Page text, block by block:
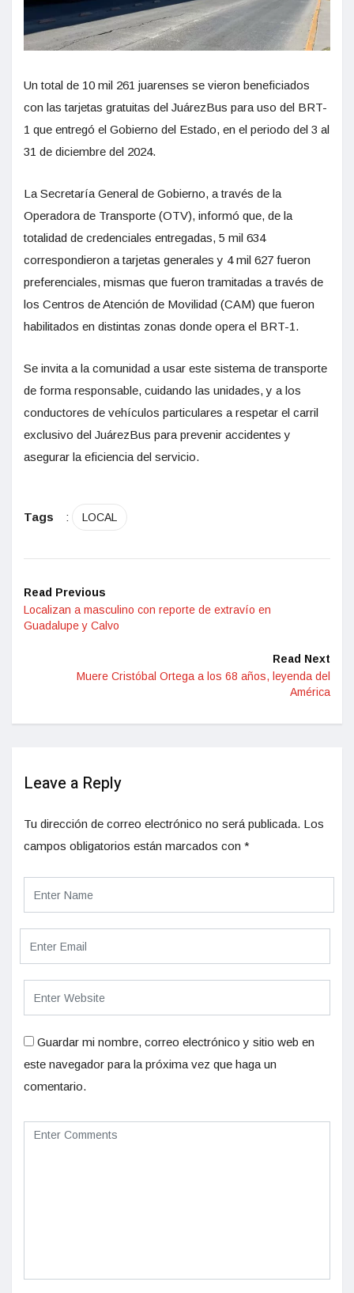
Un total de 10 mil 261 juarenses se vieron beneficiados
con las tarjetas gratuitas del JuárezBus para uso del BRT-
1 que entregó el Gobierno del Estado, en el periodo del 3 al
31 de diciembre del 2024.
La Secretaría General de Gobierno, a través de la
Operadora de Transporte (OTV), informó que, de la
totalidad de credenciales entregadas, 5 mil 634
correspondieron a tarjetas generales y 4 mil 627 fueron
preferenciales, mismas que fueron tramitadas a través de
los Centros de Atención de Movilidad (CAM) que fueron
habilitados en distintas zonas donde opera el BRT-1.
Se invita a la comunidad a usar este sistema de transporte
de forma responsable, cuidando las unidades, y a los
conductores de vehículos particulares a respetar el carril
exclusivo del JuárezBus para prevenir accidentes y
asegurar la eficiencia del servicio.
Tags : LOCAL
Read Previous
Localizan a masculino con reporte de extravío en
Guadalupe y Calvo
Read Next
Muere Cristóbal Ortega a los 68 años, leyenda del
América
Leave a Reply
Tu dirección de correo electrónico no será publicada. Los
campos obligatorios están marcados con *
Guardar mi nombre, correo electrónico y sitio web en
este navegador para la próxima vez que haga un
comentario.